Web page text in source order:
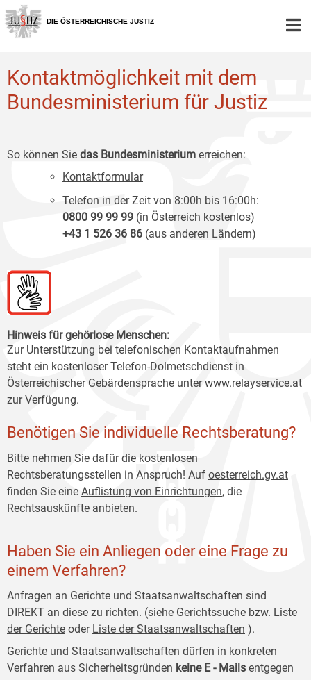
Zur
Hauptnavigation
[1]
Zum
Inhalt
[2]
Zum
Untermenü
[3]
DIE ÖSTERREICHISCHE JUSTIZ
Kontaktmöglichkeit mit dem
Bundesministerium für Justiz
So können Sie das Bundesministerium erreichen:
Kontaktformular
Telefon in der Zeit von 8:00h bis 16:00h:
0800 99 99 99 (in Österreich kostenlos)
+43 1 526 36 86 (aus anderen Ländern)
Hinweis für gehörlose Menschen:
Zur Unterstützung bei telefonischen Kontaktaufnahmen
steht ein kostenloser Telefon-Dolmetschdienst in
Österreichischer Gebärdensprache unterwww.relayservice.at
zur Verfügung.
Benötigen Sie individuelle Rechtsberatung?
Bitte nehmen Sie dafür die kostenlosen
Rechtsberatungsstellen in Anspruch! Auf oesterreich.gv.at
finden Sie eine Auflistung von Einrichtungen, die
Rechtsauskünfte anbieten.
Haben Sie ein Anliegen oder eine Frage zu
einem Verfahren?
Anfragen an Gerichte und Staatsanwaltschaften sind
DIREKT an diese zu richten. (siehe Gerichtssuche bzw. Liste
der Gerichte oder Liste der Staatsanwaltschaften ).
Gerichte und Staatsanwaltschaften dürfen in konkreten
Verfahren aus Sicherheitsgründen keine E - Mails entgegen